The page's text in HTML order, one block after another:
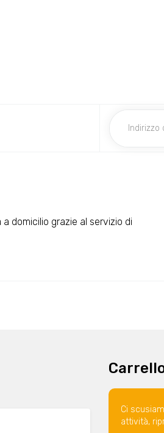
domicilio grazie al servizio di
Ci
attività,